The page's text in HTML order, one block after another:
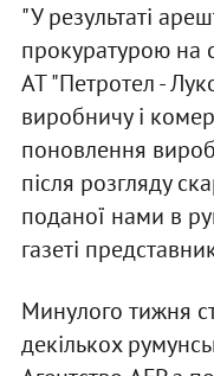
"У результаті
прокуратурою на
АТ "Петротел -
виробничу і
поновлення
після розгляду
поданої нами в
газеті
Минулого тижня
декількох